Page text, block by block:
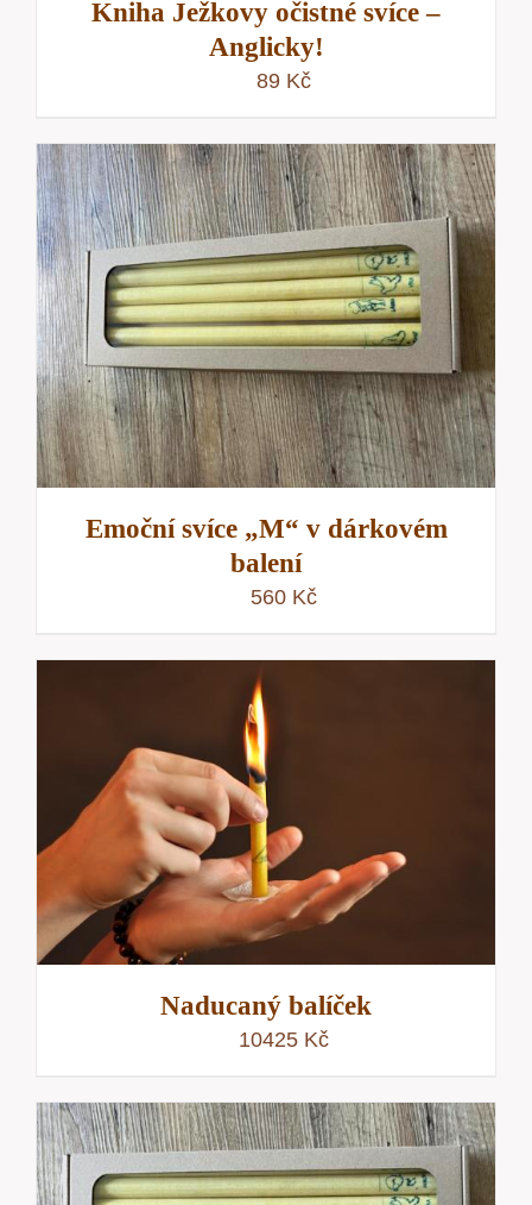
Kniha Ježkovy očistné svíce –
Anglicky!
89 Kč
Emoční svíce „M“ v dárkovém
balení
560 Kč
Naducaný balíček
10425 Kč